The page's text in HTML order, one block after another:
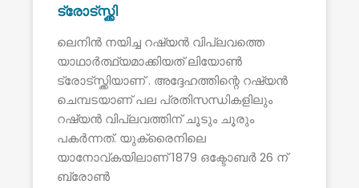
ട്രോട്സ്ക്കി
ലെനിൻ നയിച്ച റഷ്യൻ വിപ്ലവത്തെ
യാഥാർത്ഥ്യമാക്കിയത് ലിയോൺ
ട്രോട്സ്ക്കിയാണ് . അദ്ദേഹത്തിന്റെ റഷ്യൻ
ചെമ്പടയാണ് പല പ്രതിസന്ധികളിലും
റഷ്യൻ വിപ്ലവത്തിന് ചൂടും ചൂരും
പകർന്നത്. യുക്രൈനിലെ
യാനോവ്കയിലാണ് 1879 ഒക്ടോബർ 26 ന്
ബ്രോൺ